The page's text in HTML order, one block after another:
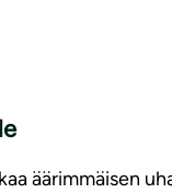
äärimmäisen